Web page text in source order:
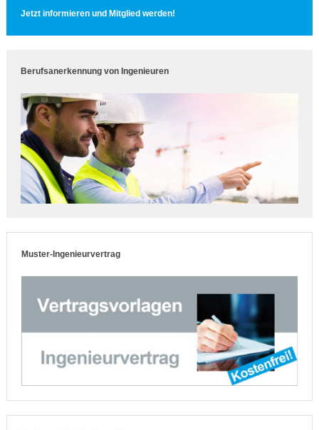
Jetzt informieren und Mitglied werden!
Berufsanerkennung von Ingenieuren
Muster-Ingenieurvertrag